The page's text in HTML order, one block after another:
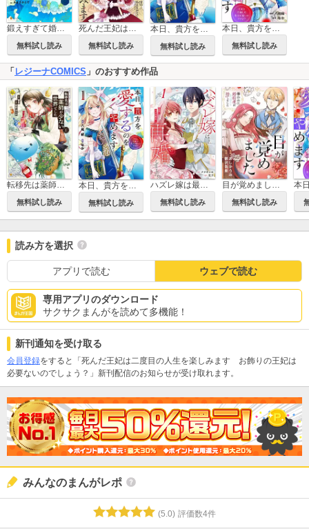
鍛えすぎて婚約破棄された結果、氷の公爵閣下の妻になったけど実は溺愛されているようです
無料試し読み
死んだ王妃は二度目の人生を楽しみます ーお飾りの王妃は必要ないのでしょう？ー（分冊版）
無料試し読み 無料試し読み
本日、貴方を愛するのをやめます 王妃と不倫した貴方が悪いのですよ？（分冊版）
無料試し読み
「レジーナCOMICS 」のおすすめ作品
転移先は薬師が少ない世界でした
無料試し読み 無料試し読み
ハズレ嫁は最強の天才公爵様と再婚しました。
無料試し読み
目が覚めました 奪われた婚約者はきっぱりと捨てました（分冊版）
無料試し読み
読み方を選択
アプリで読む ウェブで読む
専用アプリのダウンロード
サクサクまんがを読めて多機能！
新刊通知を受け取る
会員登録をすると「死んだ王妃は二度目の人生を楽しみます お飾りの王妃は
必要ないのでしょう？」新刊配信のお知らせが受け取れます。
みんなのまんがレポ
(5.0) 評価数4件